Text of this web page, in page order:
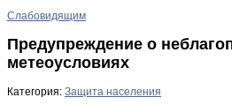
Слабовидящим
Предупреждение о
метеоусловиях
Категория: Защита населения